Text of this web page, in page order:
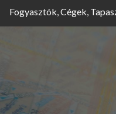
Fogyasztók, Cégek,